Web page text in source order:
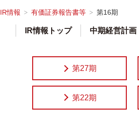
IR情報 有価証券報告書等 第16期
IR情報トップ 中期経営計画
第27期
第22期